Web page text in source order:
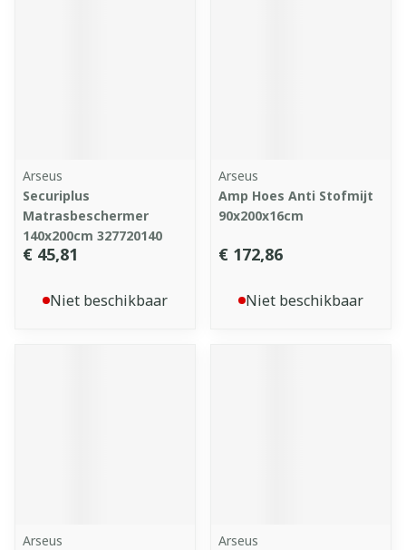
Arseus
Securiplus
Matrasbeschermer
140x200cm 327720140
€ 45,81
Niet beschikbaar
Arseus
Amp Hoes Anti Stofmijt
90x200x16cm
€ 172,86
Niet beschikbaar
Arseus
Arseus